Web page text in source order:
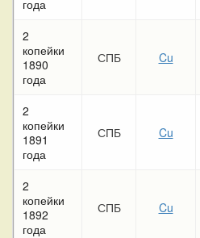
года
2
копейки
1890
года
СПБ Cu
2
копейки
1891
года
СПБ Cu
2
копейки
1892
года
СПБ Cu